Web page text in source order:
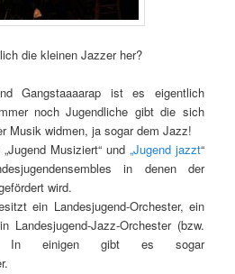
die kleinen Jazzer her?
Gangstaaaarap ist es eigentlich
noch Jugendliche gibt die sich
Musik widmen, ja sogar dem Jazz!
Musiziert“ und „Jugend jazzt“
in denen der
wird.
ein Landesjugend-Orchester, ein
Landesjugend-Jazz-Orchester (bzw.
In einigen gibt es sogar